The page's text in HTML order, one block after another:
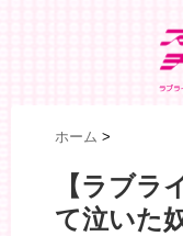
ホーム >
【ラブラ
て泣いた